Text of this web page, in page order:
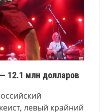
12.1 млн долларов
левый крайний